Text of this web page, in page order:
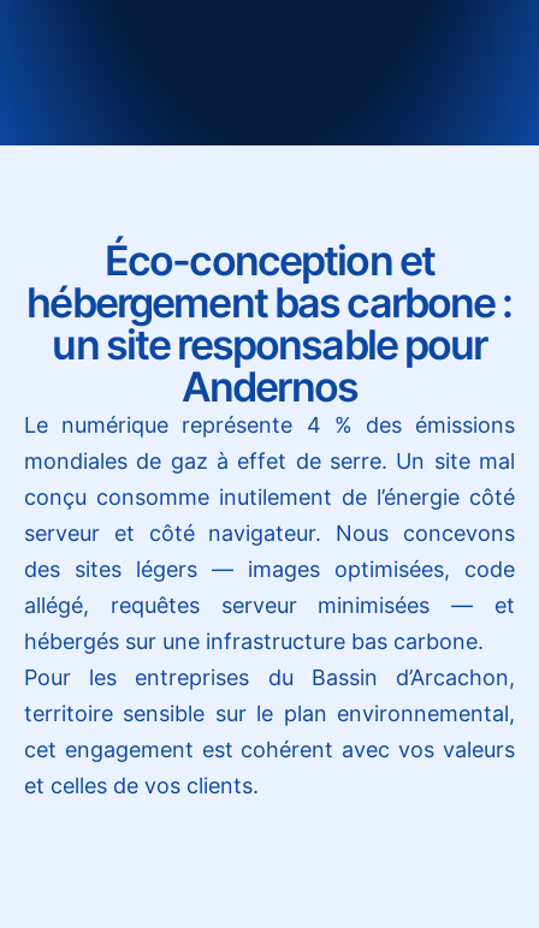
Éco-conception et
hébergement bas carbone :
un site responsable pour
Andernos
Le numérique représente 4 % des émissions
mondiales de gaz à effet de serre. Un site mal
conçu consomme inutilement de l’énergie côté
serveur et côté navigateur. Nous concevons
des sites légers — images optimisées, code
allégé, requêtes serveur minimisées — et
hébergés sur une infrastructure bas carbone.
Pour les entreprises du Bassin d’Arcachon,
territoire sensible sur le plan environnemental,
cet engagement est cohérent avec vos valeurs
et celles de vos clients.